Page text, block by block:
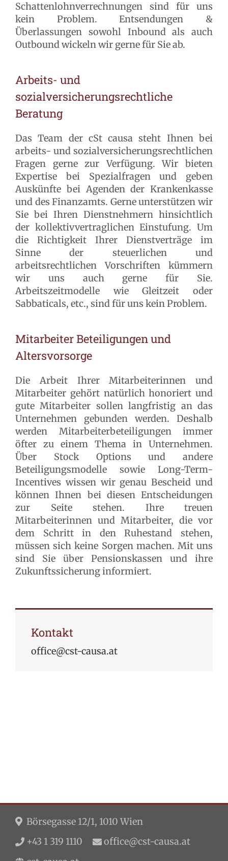
Schattenlohnverrechnungen sind für uns
kein Problem. Entsendungen &
Überlassungen sowohl Inbound als auch
Outbound wickeln wir gerne für Sie ab.
Arbeits- und
sozialversicherungsrechtliche
Beratung
Das Team der cSt causa steht Ihnen bei
arbeits- und sozialversicherungsrechtlichen
Fragen gerne zur Verfügung. Wir bieten
Expertise bei Spezialfragen und geben
Auskünfte bei Agenden der Krankenkasse
und des Finanzamts. Gerne unterstützen wir
Sie bei Ihren Dienstnehmern hinsichtlich
der kollektivvertraglichen Einstufung. Um
die Richtigkeit Ihrer Dienstverträge im
Sinne der steuerlichen und
arbeitsrechtlichen Vorschriften kümmern
wir uns auch gerne für Sie.
Arbeitszeitmodelle wie Gleitzeit oder
Sabbaticals, etc., sind für uns kein Problem.
Mitarbeiter Beteiligungen und
Altersvorsorge
Die Arbeit Ihrer Mitarbeiterinnen und
Mitarbeiter gehört natürlich honoriert und
gute Mitarbeiter sollen langfristig an das
Unternehmen gebunden werden. Deshalb
werden Mitarbeiterbeteiligungen immer
öfter zu einem Thema in Unternehmen.
Über Stock Options und andere
Beteiligungsmodelle sowie Long-Term-
Incentives wissen wir genau Bescheid und
können Ihnen bei diesen Entscheidungen
zur Seite stehen. Ihre treuen
Mitarbeiterinnen und Mitarbeiter, die vor
dem Schritt in den Ruhestand stehen,
müssen sich keine Sorgen machen. Mit uns
sind Sie über Pensionskassen und ihre
Zukunftssicherung informiert.
Kontakt
office@cst-causa.at
Börsegasse 12/1, 1010 Wien
+43 1 319 1110
office@cst-causa.at